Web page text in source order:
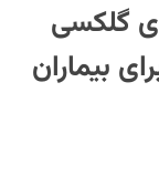
گلکسی
بیماران